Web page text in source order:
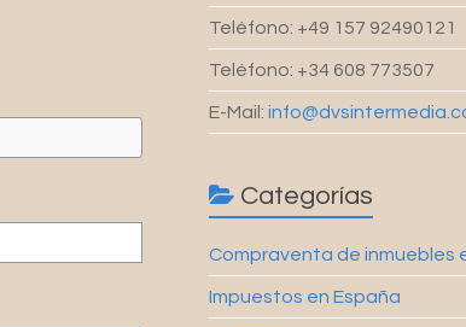
Teléfono: +49 157 92490121
Teléfono: +34 608 773507
E-Mail:
Categorías
Compraventa de inmuebles
Impuestos en España